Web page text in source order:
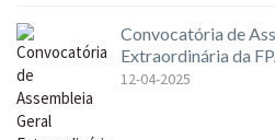
Convocatória de
Extraordinária da
12-04-2025